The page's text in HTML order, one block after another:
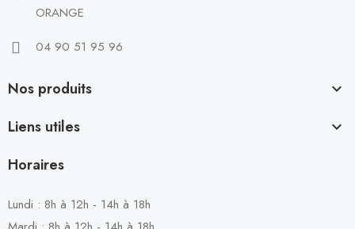
ORANGE
04 90 51 95 96
Nos produits 
Liens utiles 
Horaires
Lundi : 8h à 12h - 14h à 18h